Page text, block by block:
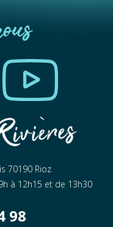
70190 Rioz
à 12h15 et de 13h30
98